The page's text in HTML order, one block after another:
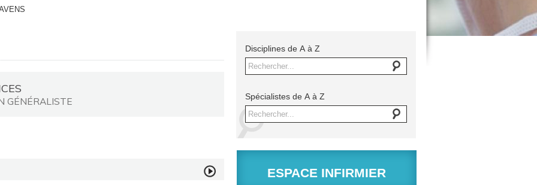
GÉNÉRALISTE
Disciplines de A à Z
Rechercher...
Spécialistes de A à Z
Rechercher...
ESPACE INFIRMIER